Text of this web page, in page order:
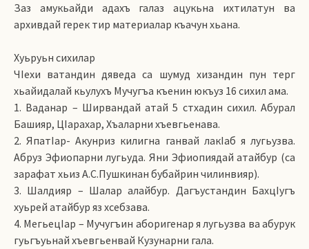
Заз амукьайди адахъ галаз ацукьна ихтилатун ва
архивдай герек тир материалар къачун хьана.
Хуьруьн сихилар
ЧIехи ватандин дяведа са шумуд хизандин пун терг
хьайидалай кьулухъ Мучугъа къенин юкъуз 16 сихил ама.
1. Ваданар – Ширвандай атай 5 стхадин сихил. Абурал
Башияр, ЦIарахар, Хъаларни хъевгьенава.
2. ЯпатIар- Акунриз килигна ганвай лакIаб я лугьузва.
Абруз Эфиопарни лугьуда. Яни Эфиопиядай атайбур (са
зарафат хьиз А.С.Пушкинан бубайрин чилинвияр).
3. Шалдияр – Шалар алайбур. Дагъустандин БахцIугъ
хуьрей атайбур яз хсебзава.
4. МегьецIар – Мучугъин аборигенар я лугьузва ва абурук
гуьгъуьнай хъевгьенвай Кузунарни гала.